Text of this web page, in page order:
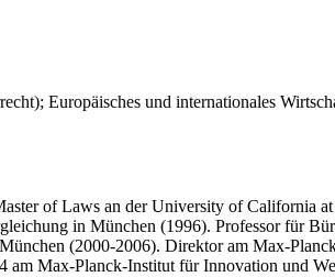
Europäisches und internationales
of Laws an der University of California
in München (1996). Professor für
(2000-2006). Direktor am Max-
am Max-Planck-Institut für Innovation und